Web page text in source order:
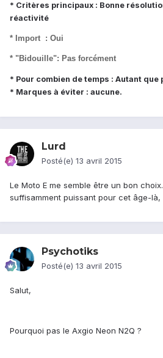
* Critères principaux : Bonne
réactivité
* Import : Oui
* "Bidouille": Pas forcément
* Pour combien de temps : Autant que
* Marques à éviter : aucune.
Lurd
Posté(e) 13 avril 2015
Le Moto E me semble être un bon
suffisamment puissant pour cet âge-
Psychotiks
Posté(e) 13 avril 2015
Salut,
Pourquoi pas le Axgio Neon N2Q ?